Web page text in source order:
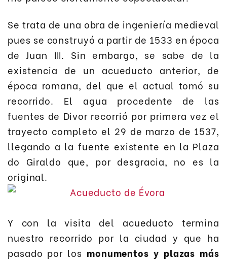
Se trata de una obra de ingeniería medieval
pues se construyó a partir de 1533 en época
de Juan III. Sin embargo, se sabe de la
existencia de un acueducto anterior, de
época romana, del que el actual tomó su
recorrido. El agua procedente de las
fuentes de Divor recorrió por primera vez el
trayecto completo el 29 de marzo de 1537,
llegando a la fuente existente en la Plaza
do Giraldo que, por desgracia, no es la
original.
Y con la visita del acueducto termina
nuestro recorrido por la ciudad y que ha
pasado por los monumentos y plazas más